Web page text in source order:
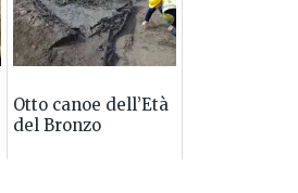
Otto canoe dell’Età
del Bronzo